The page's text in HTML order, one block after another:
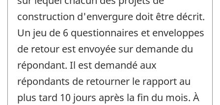
construction d'envergure doit être décrit.
Un jeu de 6 questionnaires et enveloppes
de retour est envoyée sur demande du
répondant. Il est demandé aux
répondants de retourner le rapport au
plus tard 10 jours après la fin du mois. À